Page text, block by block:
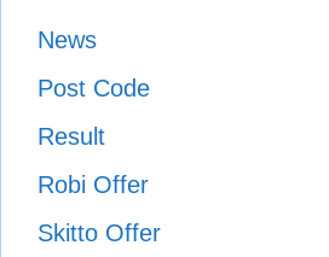
News
Post Code
Result
Robi Offer
Skitto Offer